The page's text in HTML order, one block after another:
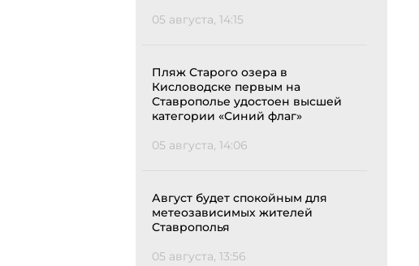
05 августа, 14:15
Пляж Старого озера в
Кисловодске первым на
Ставрополье удостоен высшей
категории «Синий флаг»
05 августа, 14:06
Август будет спокойным для
метеозависимых жителей
Ставрополья
05 августа, 13:56